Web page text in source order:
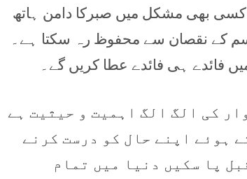
کسی بھی مشکل میں صبرکا دامن ہاتھ
کے نقصان سے محفوظ رہ سکتا ہے۔
فائدے ہی فائدے عطا کریں گے۔
کی الگ الگ اہمیت و حیثیت ہے
ہوئے اپنے حال کو درست کرنے
پا سکیں دنیا میں تمام